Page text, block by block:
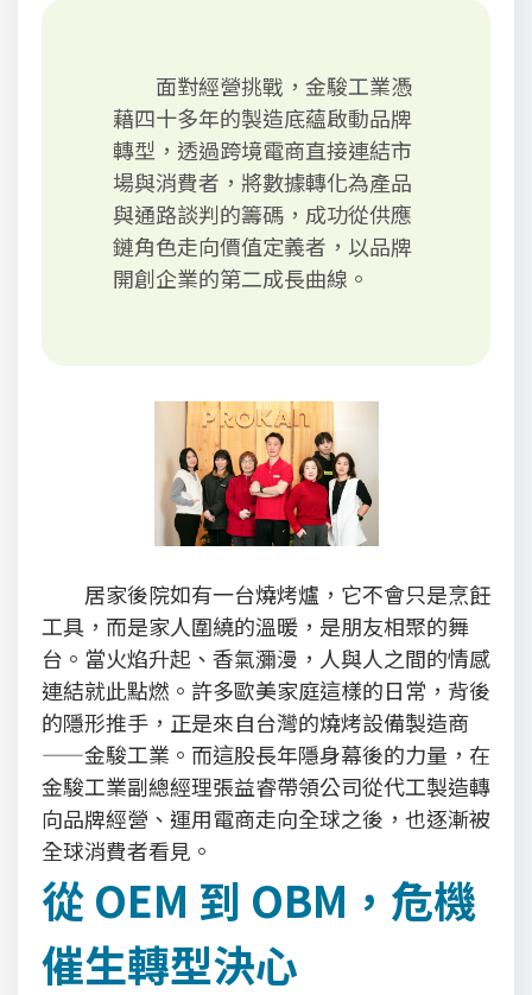
面對經營挑戰，金駿工業憑
藉四十多年的製造底蘊啟動品牌
轉型，透過跨境電商直接連結市
場與消費者，將數據轉化為產品
與通路談判的籌碼，成功從供應
鏈角色走向價值定義者，以品牌
開創企業的第二成長曲線。
居家後院如有一台燒烤爐，它不會只是烹飪
工具，而是家人圍繞的溫暖，是朋友相聚的舞
台。當火焰升起、香氣瀰漫，人與人之間的情感
連結就此點燃。許多歐美家庭這樣的日常，背後
的隱形推手，正是來自台灣的燒烤設備製造商
——金駿工業。而這股長年隱身幕後的力量，在
金駿工業副總經理張益睿帶領公司從代工製造轉
向品牌經營、運用電商走向全球之後，也逐漸被
全球消費者看見。
從 OEM 到 OBM，危機
催生轉型決心